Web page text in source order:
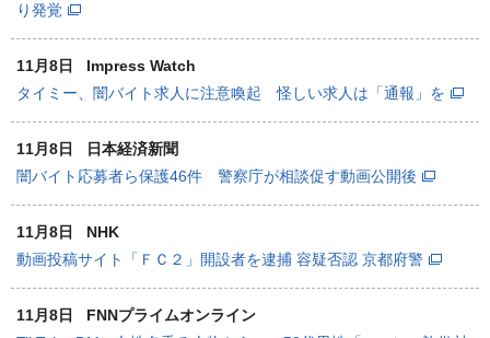
り発覚
11月8日
Impress Watch
タイミー、闇バイト求人に注意喚起 怪しい求人は「通報」を
11月8日
日本経済新聞
闇バイト応募者ら保護46件 警察庁が相談促す動画公開後
11月8日
NHK
動画投稿サイト「ＦＣ２」開設者を逮捕 容疑否認 京都府警
11月8日
FNNプライムオンライン